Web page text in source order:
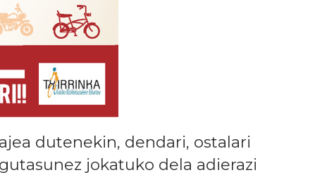
dutenekin, dendari, ostalari
jokatuko dela adierazi